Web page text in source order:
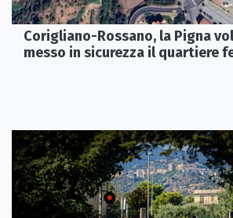
Corigliano-Rossano, la Pigna
messo in sicurezza il quartiere